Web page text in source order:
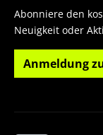
Abonniere den
Neuigkeit oder
Anmeldung